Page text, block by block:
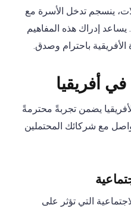
ينسجم تدخل الأسرة مع
يساعد إدراك هذه المفاهيم
باحترام وصدق.
في أفريقيا
يضمن تجربةً محترمةً
مع شركائك المحتملين
التي تؤثر على